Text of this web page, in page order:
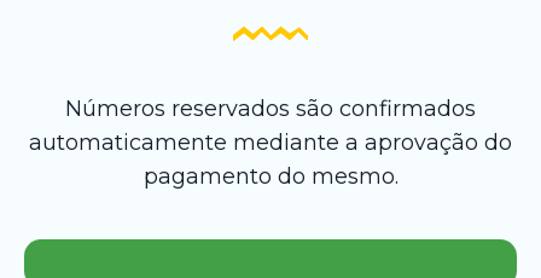
Números reservados são confirmados
automaticamente mediante a aprovação do
pagamento do mesmo.